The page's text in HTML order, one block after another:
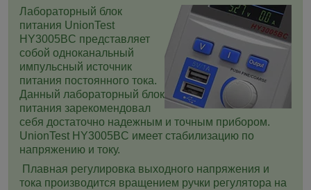
Лабораторный блок
питания UnionTest
HY3005BC представляет
собой одноканальный
импульсный источник
питания постоянного тока.
Данный лабораторный блок
питания зарекомендовал
себя достаточно надежным и точным прибором.
UnionTest HY3005BC имеет стабилизацию по
напряжению и току.
Плавная регулировка выходного напряжения и
тока производится вращением ручки регулятора на